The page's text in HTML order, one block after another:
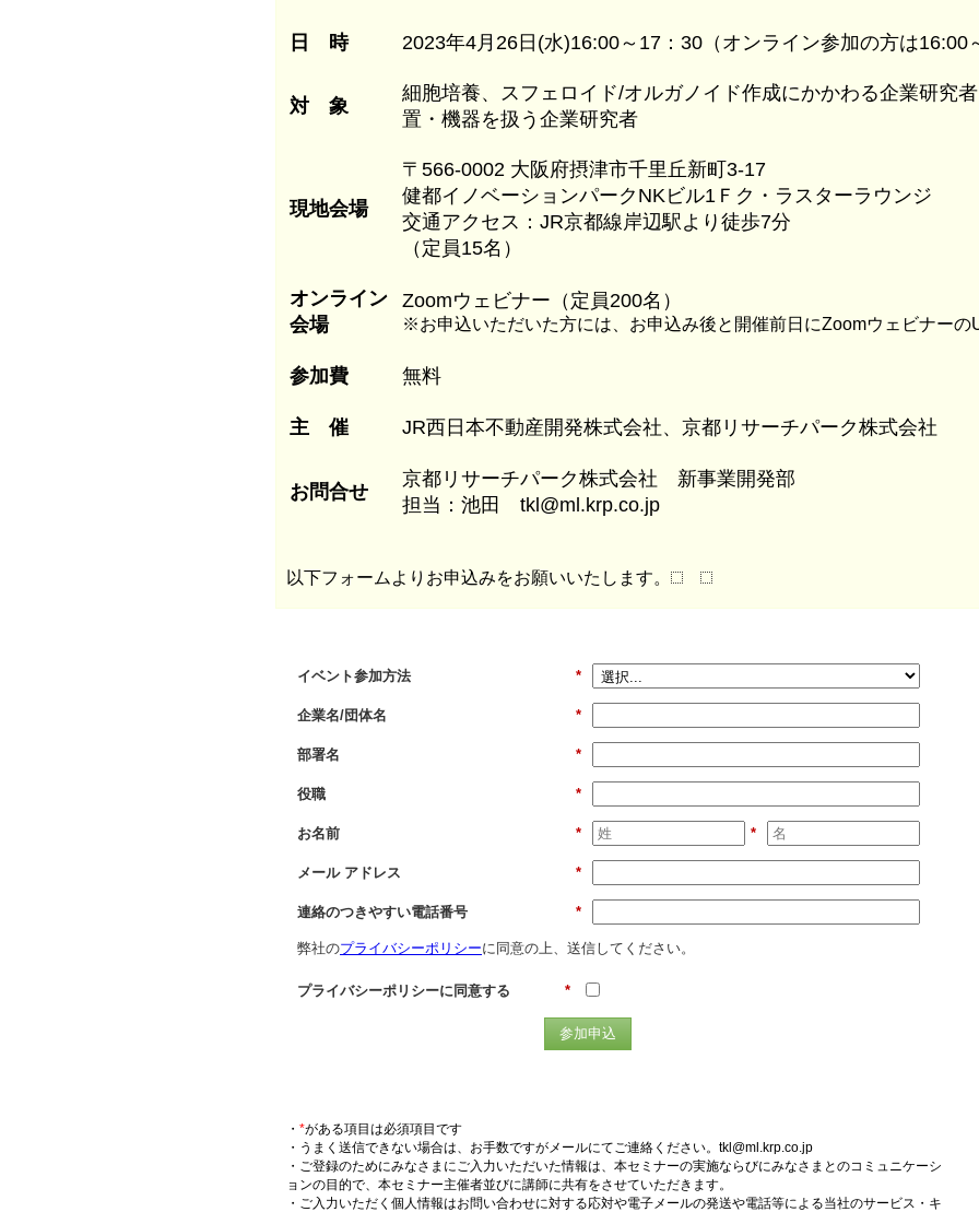
日 時 2023年4月26日(水)16:00～17：30（オンライン参加の方は16:00
対 象
細胞培養、スフェロイド/オルガノイド作成にかかわる企業研究
置・機器を扱う企業研究者
現地会場
〒566-0002 大阪府摂津市千里丘新町3-17
健都イノベーションパークNKビル1Ｆク・ラスターラウンジ
交通アクセス：JR京都線岸辺駅より徒歩7分
（定員15名）
オンライン
会場
Zoomウェビナー（定員200名）
※お申込いただいた方には、 お申込み後と開催前日にZoomウェビナーの
参加費 無料
主 催 JR西日本不動産開発株式会社、京都リサーチパーク株式会社
お問合せ
京都リサーチパーク株式会社 新事業開発部
担当：池田 tkl@ml.krp.co.jp
以下フォームよりお申込みをお願いいたします。
*
イベント参加方法
*
企業名/団体名
*
部署名
*
役職
*
お名前 *
*
メール アドレス
*
連絡のつきやすい電話番号
弊社のプライバシーポリシーに同意の上、送信してください。
*
プライバシーポリシーに同意する
参加申込
・ *がある項目は必須項目です
・うまく送信できない場合は、お手数ですがメールにてご連絡ください。 tkl@ml.krp.co.jp
・ご登録のためにみなさまにご入力いただいた情報は、本セミナーの実施ならびにみなさまとのコミュニケーシ
ョンの目的で、本セミナー主催者並びに講師に共有をさせていただきます。
・ご入力いただく個人情報はお問い合わせに対する応対や電子メールの発送や電話等による当社のサービス・キ